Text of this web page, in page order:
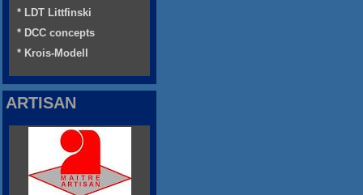
* LDT Littfinski
* DCC concepts
* Krois-Modell
ARTISAN